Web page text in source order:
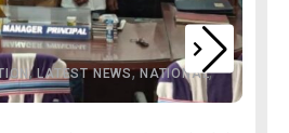
,LATEST NEWS,NATIONAL,